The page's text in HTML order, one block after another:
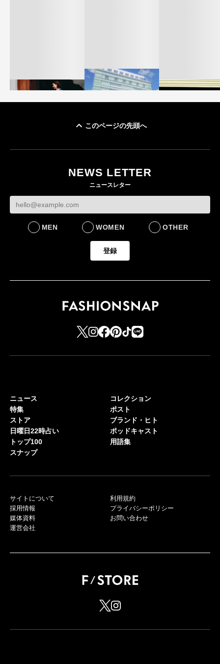
ケットなど7型を発売
FASHION
FASHION
BUSINESS
このページの先頭へ
NEWS LETTER
ニュースレター
MEN WOMEN OTHER
登録
ニュース
特集
ストア
日曜日22時占い
トップ100
スナップ
コレクション
ポスト
ブランド・ヒト
ポッドキャスト
用語集
サイトについて
採用情報
媒体資料
運営会社
利用規約
プライバシーポリシー
お問い合わせ